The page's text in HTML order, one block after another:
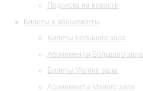
Подписка на новости
Билеты и абонементы
Билеты Большого зала
Абонементы Большого зала
Билеты Малого зала
Абонементы Малого зала